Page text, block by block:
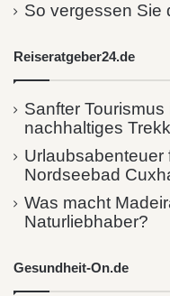
So vergessen Sie
Reiseratgeber24.de
Sanfter
nachhaltiges
Urlaubsabenteuer
Nordseebad
Was macht
Naturliebhaber?
Gesundheit-On.de